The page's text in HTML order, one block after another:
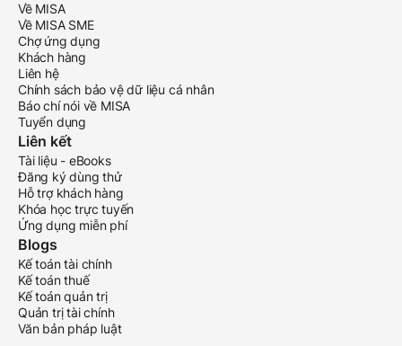
Về MISA
Về MISA SME
Chợ ứng dụng
Khách hàng
Liên hệ
Chính sách bảo vệ dữ liệu cá nhân
Báo chí nói về MISA
Tuyển dụng
Liên kết
Tài liệu - eBooks
Đăng ký dùng thử
Hỗ trợ khách hàng
Khóa học trực tuyến
Ứng dụng miễn phí
Blogs
Kế toán tài chính
Kế toán thuế
Kế toán quản trị
Quản trị tài chính
Văn bản pháp luật